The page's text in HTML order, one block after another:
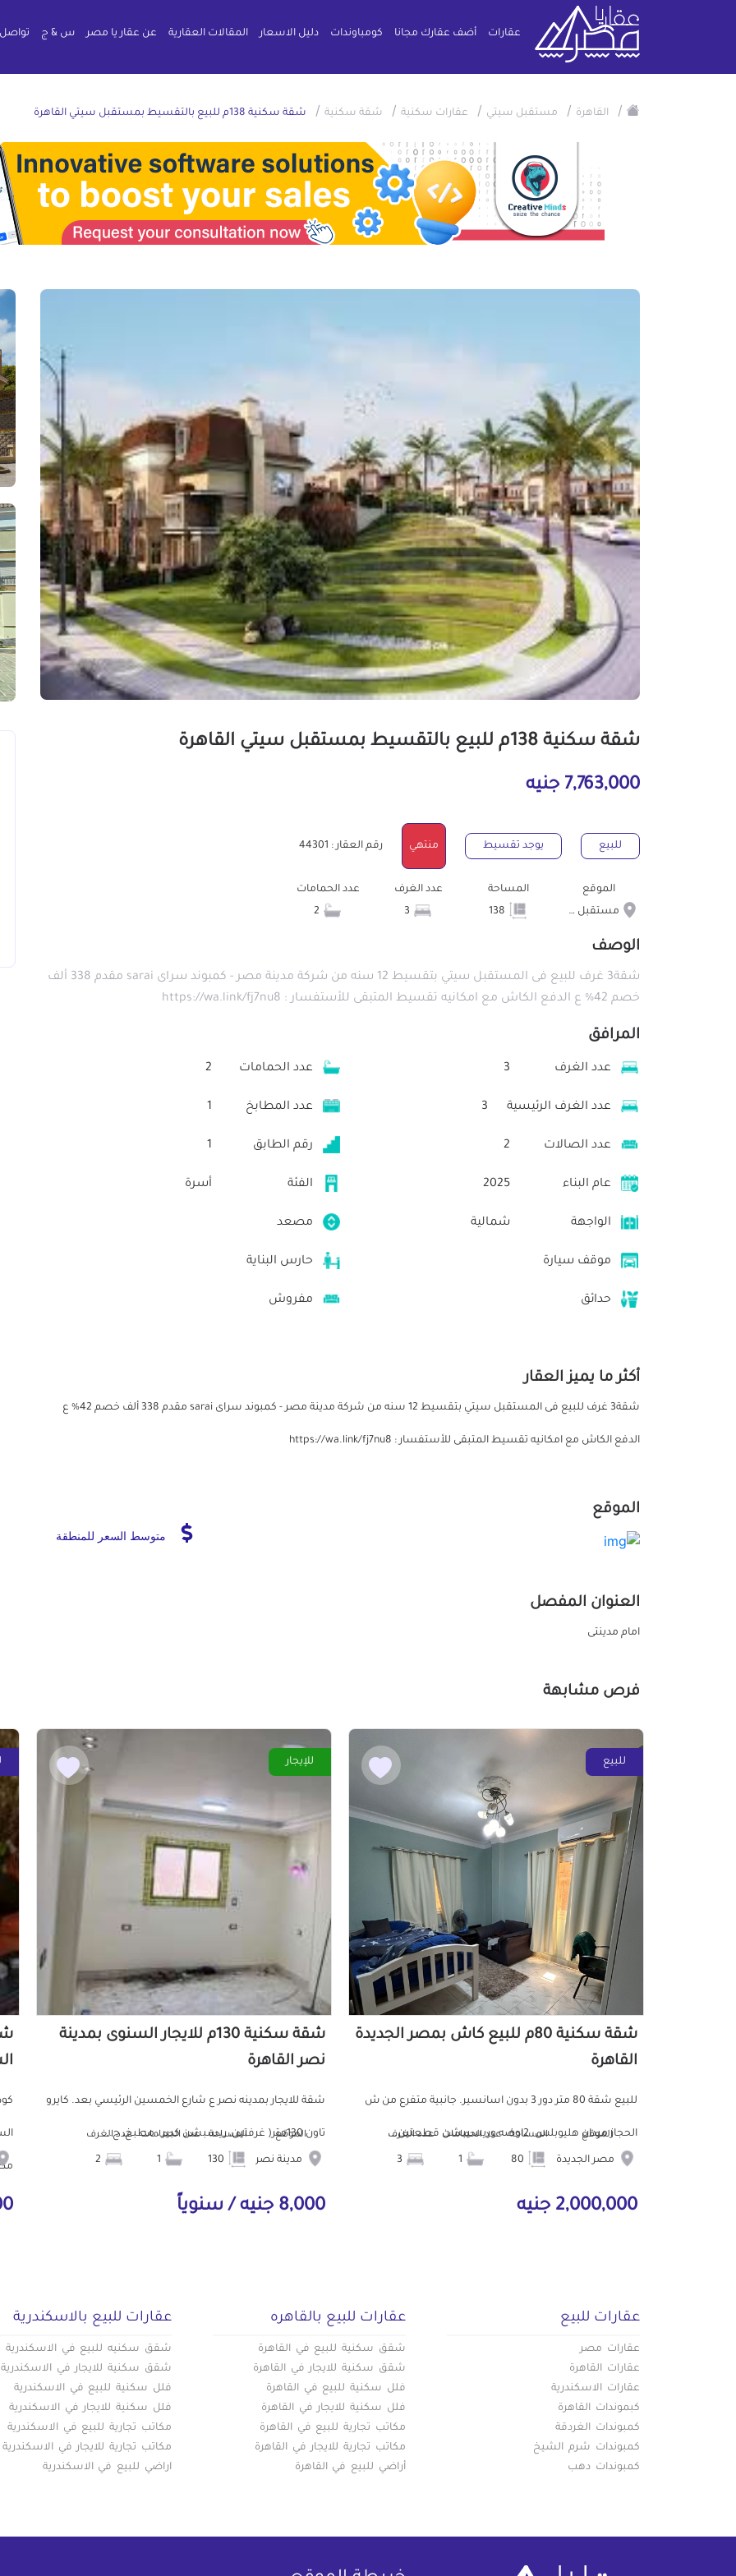
عقارات أضف عقارك مجانا كومباوندات دليل الاسعار المقالات العقارية عن عقار يا مصر س & ج
/ القاهرة / مستقبل سيتي / عقارات سكنية / شقة سكنية / شقة سكنية 138م للبيع بالتقسيط بمستقبل سيتي القاهرة
شقة سكنية 138م للبيع بالتقسيط بمستقبل سيتي القاهرة
7,763,000 جنيه
للبيع يوجد تقسيط منتهي رقم العقار : 44301
الموقع
مستقبل سيتي
المساحة
عدد الغرف
عدد الحمامات
الوصف
شقة3 غرف للبيع فى المستقبل سيتي بتقسيط 12 سنه من شركة مدينة مصر - كمبوند سراى sarai مقدم 338 ألف
خصم 42% ع الدفع الكاش مع امكانيه تقسيط المتبقى للأستفسار : https://wa.link/fj7nu8
المرافق
عدد الغرف 3 عدد الحمامات 2
عدد الغرف الرئيسية 3 عدد المطابخ 1
عدد الصالات 2 رقم الطابق 1
عام البناء 2025 الفئة أسرة
الواجهة شمالية مصعد
موقف سيارة حارس البناية
حدائق مفروش
أكثر ما يميز العقار
شقة3 غرف للبيع فى المستقبل سيتي بتقسيط 12 سنه من شركة مدينة مصر - كمبوند سراى sarai مقدم 338 ألف خصم 42% ع
الدفع الكاش مع امكانيه تقسيط المتبقى للأستفسار : https://wa.link/fj7nu8
الموقع
متوسط السعر للمنطقة
العنوان المفصل
امام مدينتى
فرص مشابهة
للبيع
شقة سكنية 80م للبيع كاش بمصر الجديدة
القاهرة
للبيع شقة 80 متر دور 3 بدون اسانسير. جانبية متفرع من ش
الحجاز ميدان هليوبلس. 2اوضه وريسيبشن قطعتين...
الموقع
مصر الجديدة
المساحة عدد الحمامات عدد الغرف
2,000,000 جنيه
للإيجار
شقة سكنية 130م للايجار السنوى بمدينة
نصر القاهرة
شقة للايجار بمدينه نصر ع شارع الخمسين الرئيسي بعد. كايرو
تاون 130متر( غرفتين، ريسبشن كبير ، مطبخ، ح...الموقع
مدينة نصر
المساحة عدد الحمامات عدد الغرف
8,000 جنيه / سنوياً
عقارات للبيع
عقارات مصر
عقارات القاهرة
عقارات الاسكندرية
كبموندات القاهرة
كمبوندات الغردقة
كمبوندات شرم الشيخ
كمبوندات دهب
عقارات للبيع بالقاهره
شقق سكنية للبيع في القاهرة
شقق سكنية للايجار في القاهرة
فلل سكنية للبيع في القاهرة
فلل سكنية للايجار في القاهرة
مكاتب تجارية للبيع في القاهرة
مكاتب تجارية للايجار في القاهرة
أراضي للبيع في القاهرة
عقارات للبيع بالاسكندرية
شقق سكنيه للبيع في الاسكندرية
شقق سكنية للايجار في الاسكندرية
فلل سكنية للبيع في الاسكندرية
فلل سكنية للايجار في الاسكندرية
مكاتب تجارية للبيع في الاسكندرية
مكاتب تجارية للايجار في الاسكندرية
اراضي للبيع في الاسكندرية